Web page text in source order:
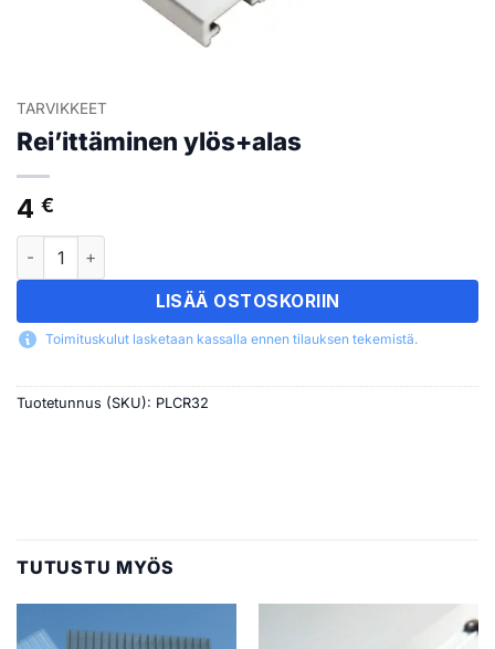
TARVIKKEET
Rei’ittäminen ylös+alas
4 €
Rei'ittäminen ylös+alas määrä
LISÄÄ OSTOSKORIIN
Toimituskulut lasketaan kassalla ennen tilauksen tekemistä.
Tuotetunnus (SKU): PLCR32
TUTUSTU MYÖS